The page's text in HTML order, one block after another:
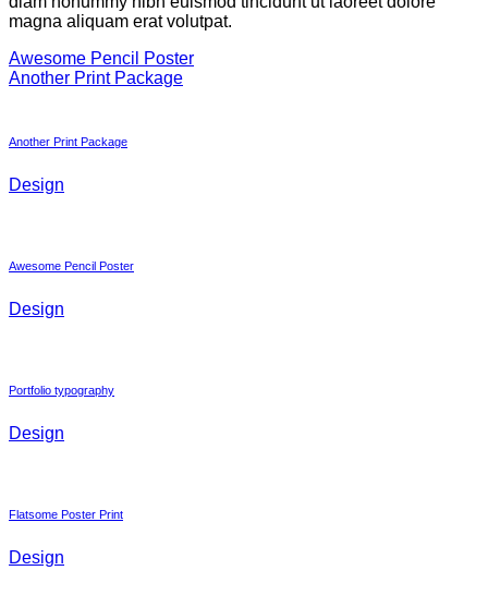
magna aliquam erat volutpat.
Awesome Pencil Poster
Another Print Package
Another Print Package
Design
Awesome Pencil Poster
Design
Portfolio typography
Design
Flatsome Poster Print
Design